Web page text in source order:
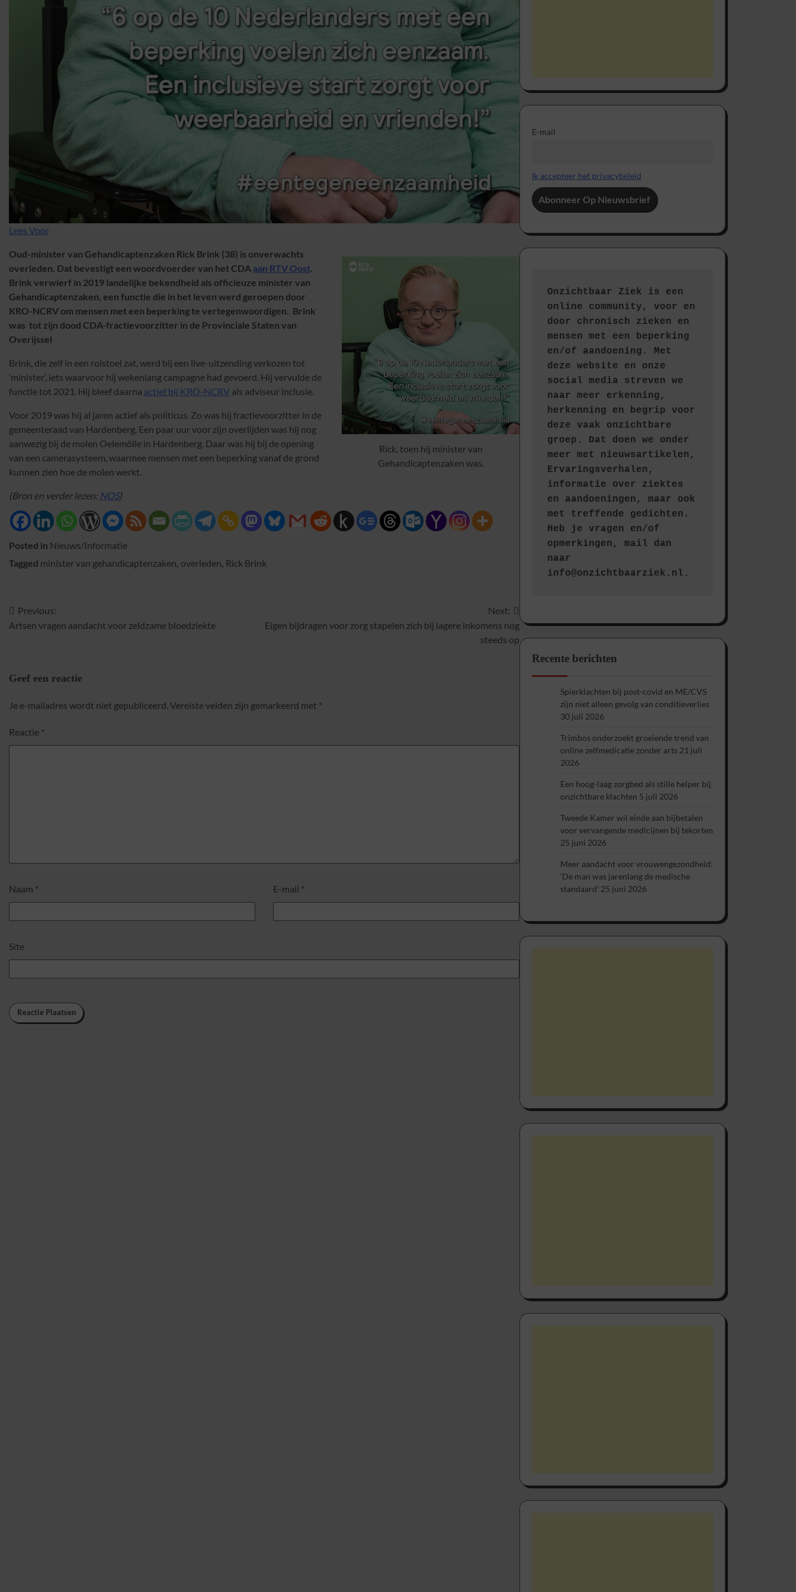
Lees Voor
Rick, toen hij minister van
Gehandicaptenzaken was.
Oud-minister van Gehandicaptenzaken Rick Brink (38) is onverwachts
overleden. Dat bevestigt een woordvoerder van het CDA aan RTV Oost.
Brink verwierf in 2019 landelijke bekendheid als officieuze minister van
Gehandicaptenzaken, een functie die in het leven werd geroepen door
KRO-NCRV om mensen met een beperking te vertegenwoordigen. Brink
was tot zijn dood CDA-fractievoorzitter in de Provinciale Staten van
Overijssel
Brink, die zelf in een rolstoel zat, werd bij een live-uitzending verkozen tot
‘minister’, iets waarvoor hij wekenlang campagne had gevoerd. Hij vervulde de
functie tot 2021. Hij bleef daarna actief bij KRO-NCRV als adviseur inclusie.
Voor 2019 was hij al jaren actief als politicus. Zo was hij fractievoorzitter in de
gemeenteraad van Hardenberg. Een paar uur voor zijn overlijden was hij nog
aanwezig bij de molen Oelemölle in Hardenberg. Daar was hij bij de opening
van een camerasysteem, waarmee mensen met een beperking vanaf de grond
kunnen zien hoe de molen werkt.
(Bron en verder lezen: NOS)
Posted in Nieuws/Informatie
Tagged minister van gehandicaptenzaken, overleden, Rick Brink
Bericht
navigatie
Previous:
Artsen vragen aandacht voor zeldzame bloedziekte
Next:
Eigen bijdragen voor zorg stapelen zich bij lagere inkomens nog
steeds op
Geef een reactie
Je e-mailadres wordt niet gepubliceerd. Vereiste velden zijn gemarkeerd met *
Reactie *
Naam * E-mail *
Site
E-mail
Ik accepteer het privacybeleid
Onzichtbaar Ziek is een
online community, voor en
door chronisch zieken en
mensen met een beperking
en/of aandoening. Met
deze website en onze
social media streven we
naar meer erkenning,
herkenning en begrip voor
deze vaak onzichtbare
groep. Dat doen we onder
meer met nieuwsartikelen,
Ervaringsverhalen,
informatie over ziektes
en aandoeningen, maar ook
met treffende gedichten.
Heb je vragen en/of
opmerkingen, mail dan
naar
info@onzichtbaarziek.nl.
Recente berichten
Spierklachten bij post-covid en ME/CVS
zijn niet alleen gevolg van conditieverlies
30 juli 2026
Trimbos onderzoekt groeiende trend van
online zelfmedicatie zonder arts 21 juli
2026
Een hoog-laag zorgbed als stille helper bij
onzichtbare klachten 5 juli 2026
Tweede Kamer wil einde aan bijbetalen
voor vervangende medicijnen bij tekorten
25 juni 2026
Meer aandacht voor vrouwengezondheid:
‘De man was jarenlang de medische
standaard’ 25 juni 2026